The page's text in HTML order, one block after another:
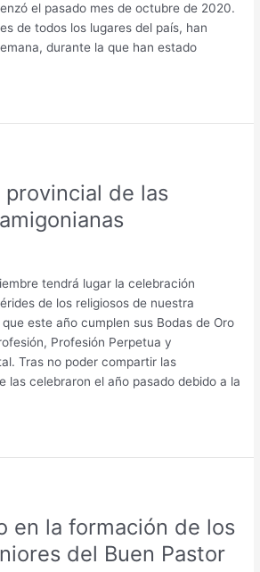
el pasado mes de octubre de 2020.
de todos los lugares del país, han
durante la que han estado
de las
tendrá lugar la celebración
de los religiosos de nuestra
este año cumplen sus Bodas de Oro
Profesión Perpetua y
Tras no poder compartir las
las celebraron el año pasado debido a la
en la formación de los
del Buen Pastor